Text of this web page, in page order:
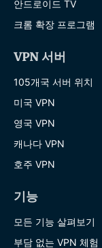
안드로이드 TV
크롬 확장 프로그램
VPN 서버
105개국 서버 위치
미국 VPN
영국 VPN
캐나다 VPN
호주 VPN
기능
모든 기능 살펴보기
부담 없는 VPN 체험